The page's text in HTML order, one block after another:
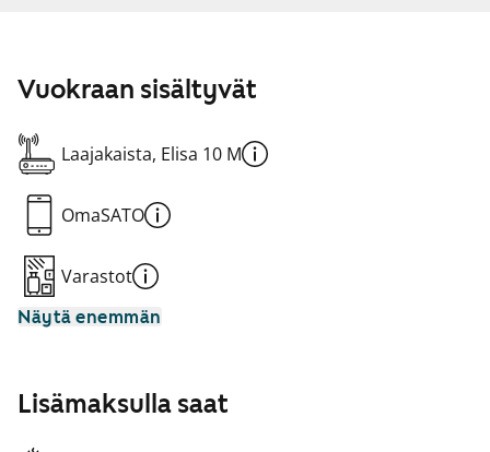
Vuokraan sisältyvät
Laajakaista, Elisa 10 M
OmaSATO
Varastot
Näytä enemmän
Lisämaksulla saat